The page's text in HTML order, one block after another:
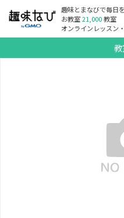
趣味とまなびで毎日
お教室21,000教室
オンラインレッスン